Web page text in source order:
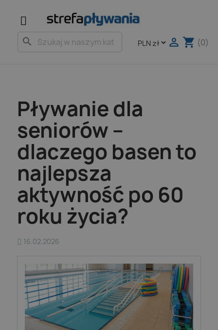
search shopping_cart (0)

Pływanie dla
seniorów –
dlaczego basen to
najlepsza
aktywność po 60
roku życia?
16.02.2026